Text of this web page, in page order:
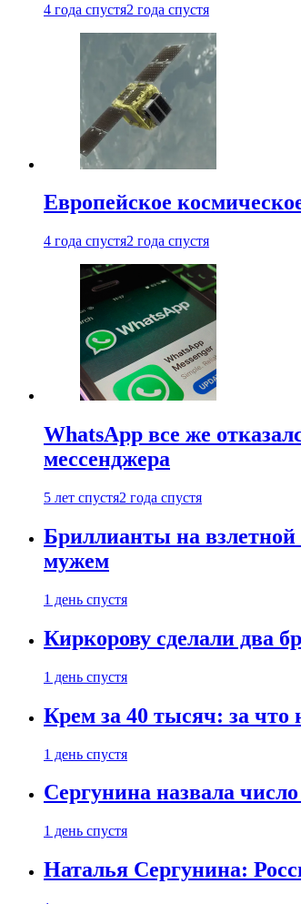
4 года спустя2 года спустя
Европейское
4 года спустя2 года спустя
WhatsApp все же
мессенджера
5 лет спустя2 года спустя
Бриллианты на взлетной
мужем
1 день спустя
Киркорову сделали два
1 день спустя
Крем за 40 тысяч: за что
1 день спустя
Сергунина назвала
1 день спустя
Наталья Сергунина: